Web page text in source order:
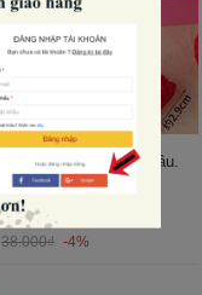
Khuôn silicon- 4 quả dâu.
36.480₫
38.000₫ -4%